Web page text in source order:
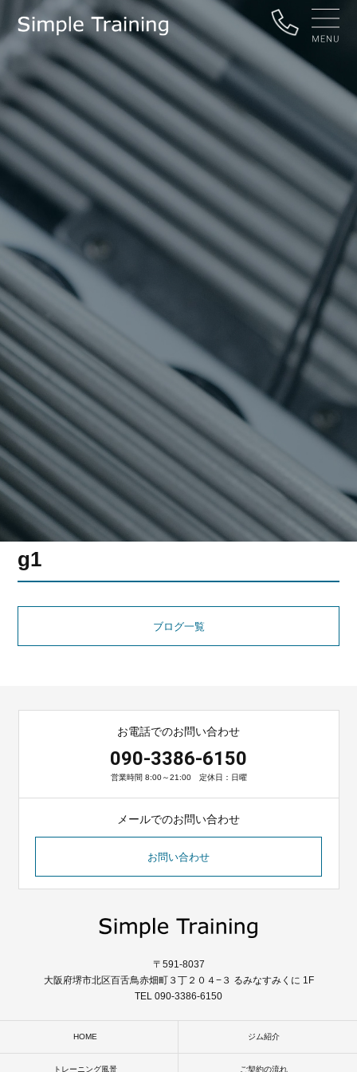
g1
ブログ一覧
お電話でのお問い合わせ
090-3386-6150
営業時間 8:00～21:00 定休日：日曜
メールでのお問い合わせ
お問い合わせ
〒591-8037
大阪府堺市北区百舌鳥赤畑町３丁２０４−３ るみなすみくに 1F
TEL 090-3386-6150
HOME ジム紹介
トレーニング風景 ご契約の流れ